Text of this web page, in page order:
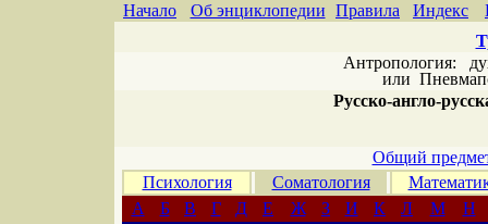
Начало Об энциклопедии Правила Индекс
Антропология:
или
Русско-англо-
Общий
Психология
Соматология
А
Б В Г Д Е Ж З И К Л М
Н